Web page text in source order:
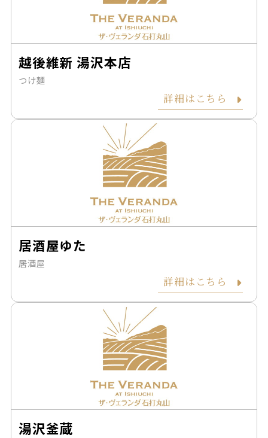
越後維新 湯沢本店
つけ麺
詳細はこちら
居酒屋ゆた
居酒屋
詳細はこちら
湯沢釜蔵